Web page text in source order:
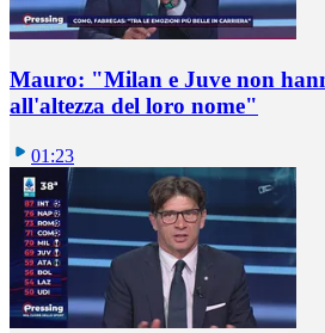
Mauro: "Milan e Juve non
all'altezza del loro nome"
01:23